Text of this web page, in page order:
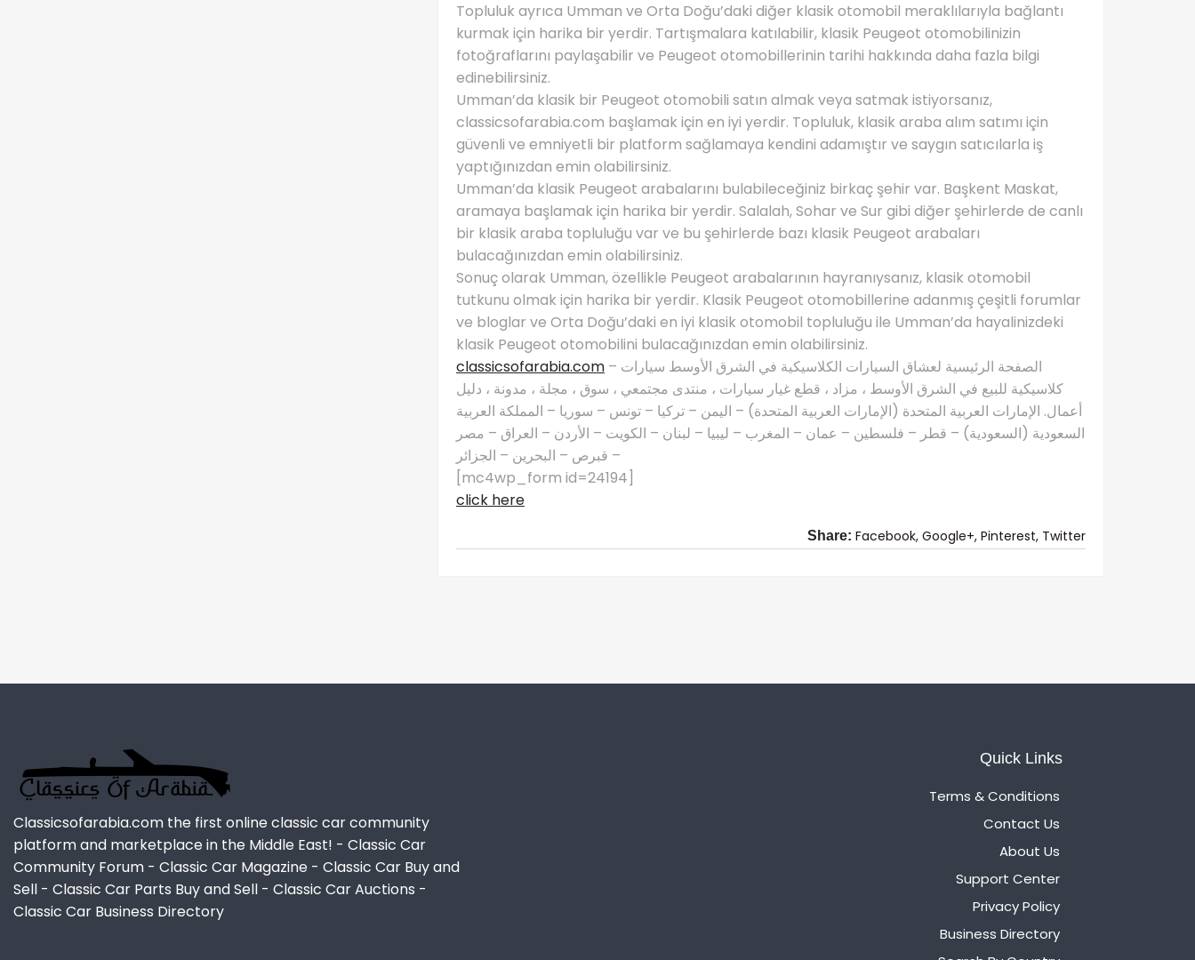
Topluluk ayrıca Umman ve Orta Doğu’daki diğer klasik otomobil meraklılarıyla bağlantı
kurmak için harika bir yerdir. Tartışmalara katılabilir, klasik Peugeot otomobilinizin
fotoğraflarını paylaşabilir ve Peugeot otomobillerinin tarihi hakkında daha fazla bilgi
edinebilirsiniz.
Umman’da klasik bir Peugeot otomobili satın almak veya satmak istiyorsanız,
classicsofarabia.com başlamak için en iyi yerdir. Topluluk, klasik araba alım satımı için
güvenli ve emniyetli bir platform sağlamaya kendini adamıştır ve saygın satıcılarla iş
yaptığınızdan emin olabilirsiniz.
Umman’da klasik Peugeot arabalarını bulabileceğiniz birkaç şehir var. Başkent Maskat,
aramaya başlamak için harika bir yerdir. Salalah, Sohar ve Sur gibi diğer şehirlerde de canlı
bir klasik araba topluluğu var ve bu şehirlerde bazı klasik Peugeot arabaları
bulacağınızdan emin olabilirsiniz.
Sonuç olarak Umman, özellikle Peugeot arabalarının hayranıysanız, klasik otomobil
tutkunu olmak için harika bir yerdir. Klasik Peugeot otomobillerine adanmış çeşitli forumlar
ve bloglar ve Orta Doğu’daki en iyi klasik otomobil topluluğu ile Umman’da hayalinizdeki
klasik Peugeot otomobilini bulacağınızdan emin olabilirsiniz.
classicsofarabia.com – الصفحة الرئيسية لعشاق السيارات الكلاسيكية في الشرق الأوسط سيارات
كلاسيكية للبيع في الشرق الأوسط ، مزاد ، قطع غيار سيارات ، منتدى مجتمعي ، سوق ، مجلة ، مدونة ، دليل
أعمال. الإمارات العربية المتحدة (الإمارات العربية المتحدة) – اليمن – تركيا – تونس – سوريا – المملكة العربية
السعودية (السعودية) – قطر – فلسطين – عمان – المغرب – ليبيا – لبنان – الكويت – الأردن – العراق – مصر
– قبرص – البحرين – الجزائر
[mc4wp_form id=24194]
click here
Share: Facebook, Google+, Pinterest, Twitter
Classicsofarabia.com the first online classic car community
platform and marketplace in the Middle East! - Classic Car
Community Forum - Classic Car Magazine - Classic Car Buy and
Sell - Classic Car Parts Buy and Sell - Classic Car Auctions -
Classic Car Business Directory
Quick Links
Terms & Conditions
Contact Us
About Us
Support Center
Privacy Policy
Business Directory